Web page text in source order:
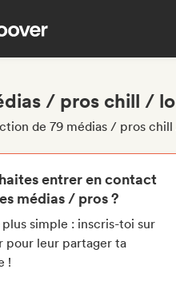
/ pros chill /
de 79 médias / pros
entrer en contact
médias / pros ?
plus simple : inscris-toi sur
pour leur partager ta
!